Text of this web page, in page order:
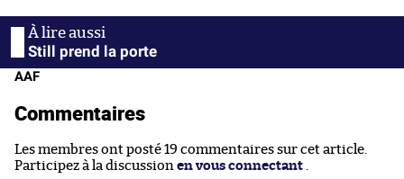
Still prend la porte
AAF
Commentaires
Les membres ont posté 19 commentaires sur cet article.
Participez à la discussion en vous connectant